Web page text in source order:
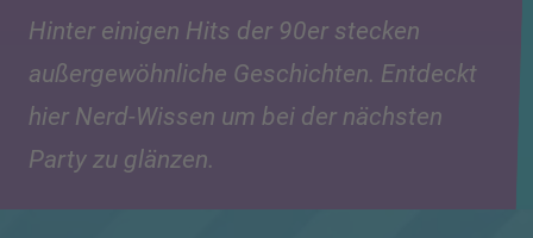
Hinter einigen Hits der 90er stecken
außergewöhnliche Geschichten. Entdeckt
hier Nerd-Wissen um bei der nächsten
Party zu glänzen.